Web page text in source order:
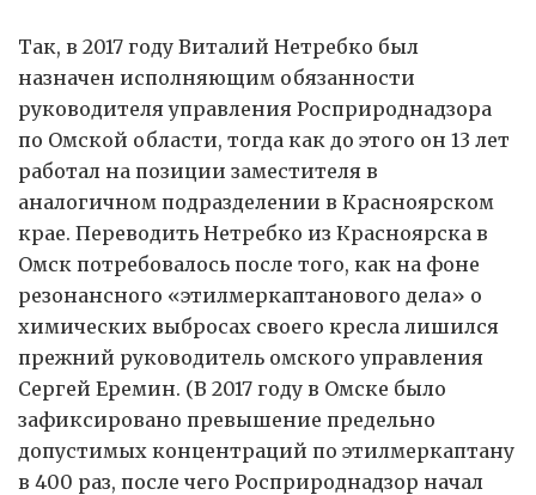
Так, в 2017 году Виталий Нетребко был
назначен исполняющим обязанности
руководителя управления Росприроднадзора
по Омской области, тогда как до этого он 13 лет
работал на позиции заместителя в
аналогичном подразделении в Красноярском
крае. Переводить Нетребко из Красноярска в
Омск потребовалось после того, как на фоне
резонансного «этилмеркаптанового дела» о
химических выбросах своего кресла лишился
прежний руководитель омского управления
Сергей Еремин. (В 2017 году в Омске было
зафиксировано превышение предельно
допустимых концентраций по этилмеркаптану
в 400 раз, после чего Росприроднадзор начал